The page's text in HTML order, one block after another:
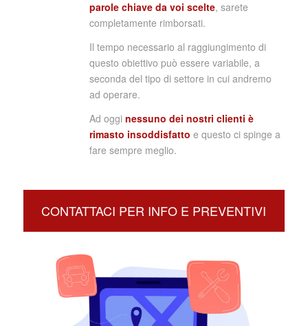
parole chiave da voi scelte, sarete
completamente rimborsati.
Il tempo necessario al raggiungimento di
questo obiettivo può essere variabile, a
seconda del tipo di settore in cui andremo
ad operare.
Ad oggi nessuno dei nostri clienti è
rimasto insoddisfatto e questo ci spinge a
fare sempre meglio.
CONTATTACI PER INFO E PREVENTIVI